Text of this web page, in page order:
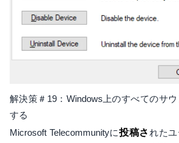
解決策＃19：Windows上のすべてのサ
する
Microsoft Telecommunityに投稿さ れた